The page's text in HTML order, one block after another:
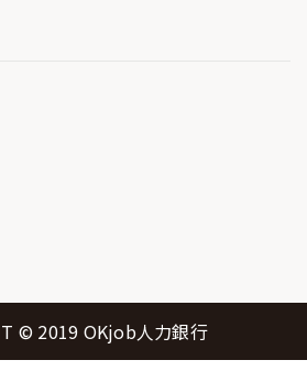
© 2019 OKjob人力銀行